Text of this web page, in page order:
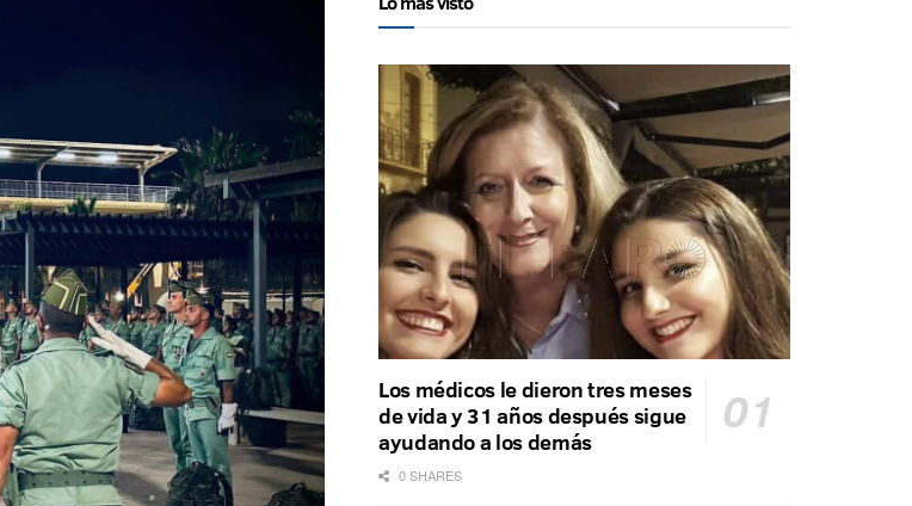
Los médicos le dieron tres meses
de vida y 31 años después sigue
ayudando a los demás
0 SHARES